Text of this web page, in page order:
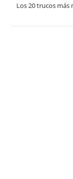
Los 20 trucos más